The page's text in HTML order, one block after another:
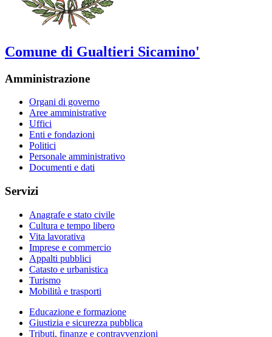
Comune di Gualtieri Sicamino'
Amministrazione
Organi di governo
Aree amministrative
Uffici
Enti e fondazioni
Politici
Personale amministrativo
Documenti e dati
Servizi
Anagrafe e stato civile
Cultura e tempo libero
Vita lavorativa
Imprese e commercio
Appalti pubblici
Catasto e urbanistica
Turismo
Mobilità e trasporti
Educazione e formazione
Giustizia e sicurezza pubblica
Tributi, finanze e contravvenzioni